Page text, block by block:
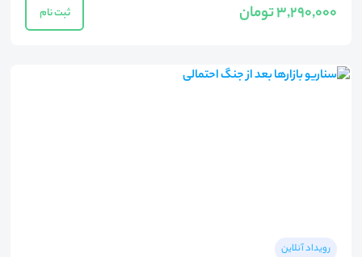
3,290,000 تومان ثبت نام
رویداد آنلاین